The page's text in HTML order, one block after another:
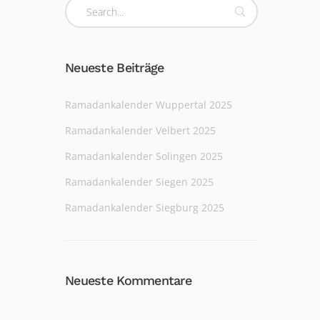
Neueste Beiträge
Ramadankalender Wuppertal 2025
Ramadankalender Velbert 2025
Ramadankalender Solingen 2025
Ramadankalender Siegen 2025
Ramadankalender Siegburg 2025
Neueste Kommentare